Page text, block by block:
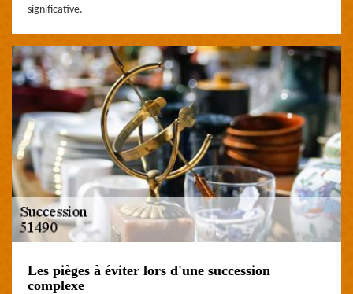
significative.
Les pièges à éviter lors d'une succession
complexe